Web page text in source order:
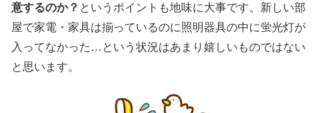
意するのか？ というポイントも地味に大事です。新しい部
屋で家電・家具は揃っているのに照明器具の中に蛍光灯が
入ってなかった…という状況はあまり嬉しいものではない
と思います。